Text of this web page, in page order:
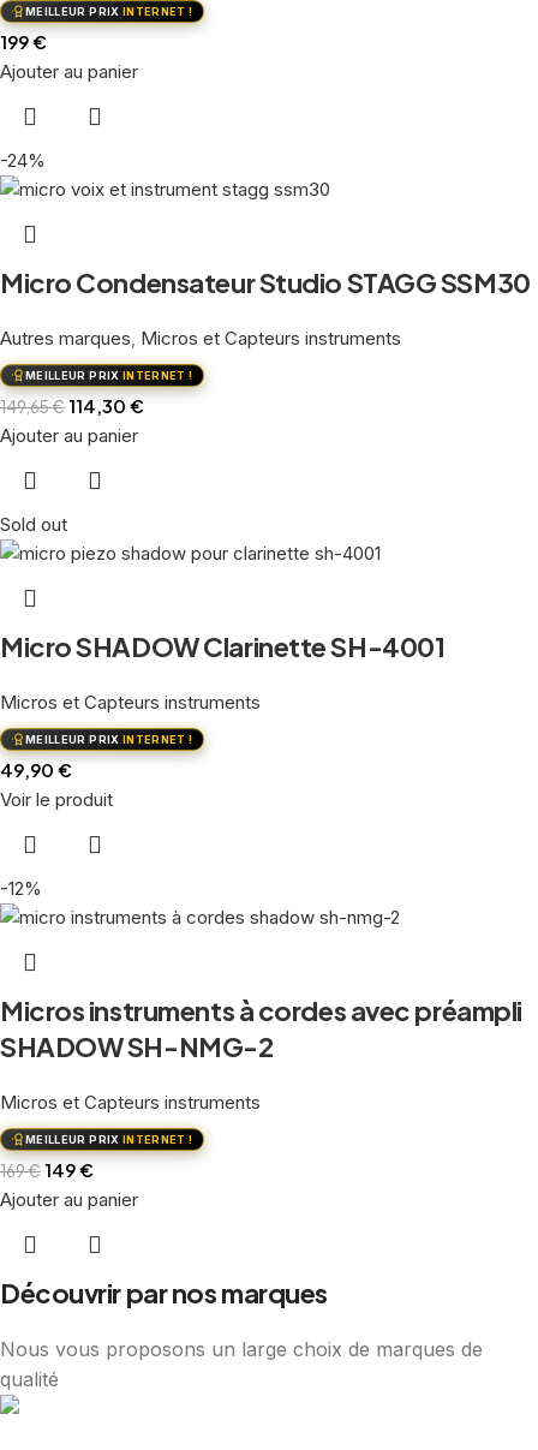
MEILLEUR PRIX INTERNET !
199€
Ajouter au panier
-24%
Micro Condensateur Studio STAGG SSM30
Autres marques Micros et Capteurs instruments
MEILLEUR PRIX INTERNET !
149,65€114,30 €
Ajouter au panier
Sold out
Micro SHADOW Clarinette SH-4001
Micros et Capteurs instruments
MEILLEUR PRIX INTERNET !
49,90 €
Voir le produit
-12%
Micros instruments à cordes avec préampli
SHADOW SH-NMG-2
Micros et Capteurs instruments
MEILLEUR PRIX INTERNET !
169€149€
Ajouter au panier
Découvrir par nos marques
Nous vous proposons un large choix de marques de
qualité